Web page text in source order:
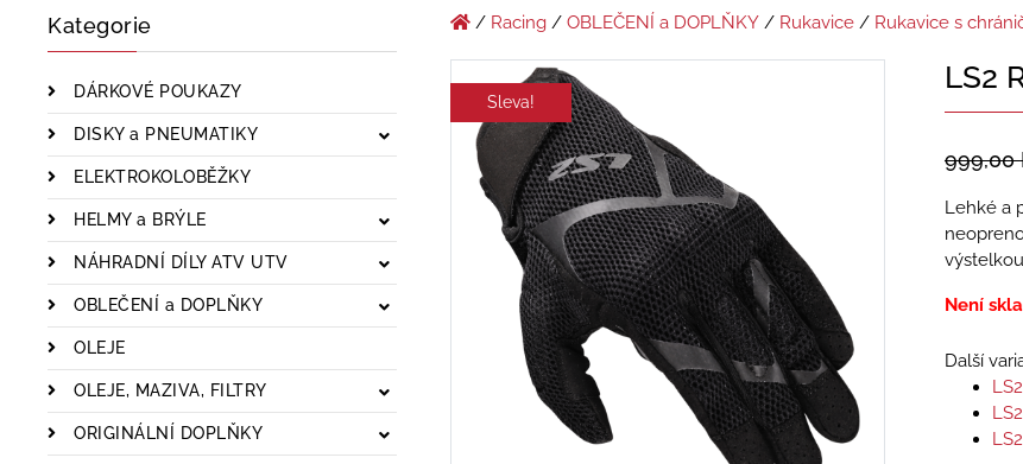
Kategorie
DÁRKOVÉ POUKAZY
DISKY a PNEUMATIKY
ELEKTROKOLOBĚŽKY
HELMY a BRÝLE
NÁHRADNÍ DÍLY ATV UTV
OBLEČENÍ a DOPLŇKY
OLEJE
OLEJE, MAZIVA, FILTRY
ORIGINÁLNÍ DOPLŇKY
/ Racing/ OBLEČENÍ a DOPLŇKY/ Rukavice/ Rukavice s
Sleva!
LS2
999,00
Lehké a
Není
Další